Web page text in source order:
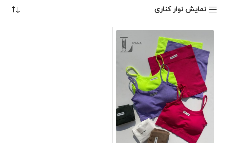
نمایش نوار کناری